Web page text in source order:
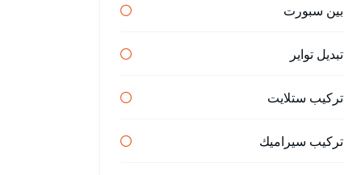
بين سبورت
تبديل تواير
تركيب ستلايت
تركيب سيراميك